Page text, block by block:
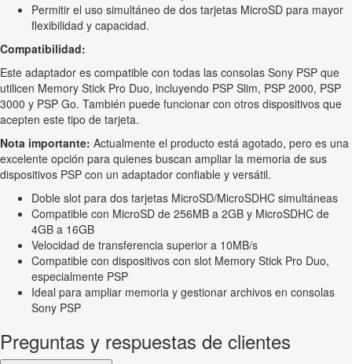
Permitir el uso simultáneo de dos tarjetas MicroSD para mayor
flexibilidad y capacidad.
Compatibilidad:
Este adaptador es compatible con todas las consolas Sony PSP que
utilicen Memory Stick Pro Duo, incluyendo PSP Slim, PSP 2000, PSP
3000 y PSP Go. También puede funcionar con otros dispositivos que
acepten este tipo de tarjeta.
Nota importante: Actualmente el producto está agotado, pero es una
excelente opción para quienes buscan ampliar la memoria de sus
dispositivos PSP con un adaptador confiable y versátil.
Doble slot para dos tarjetas MicroSD/MicroSDHC simultáneas
Compatible con MicroSD de 256MB a 2GB y MicroSDHC de
4GB a 16GB
Velocidad de transferencia superior a 10MB/s
Compatible con dispositivos con slot Memory Stick Pro Duo,
especialmente PSP
Ideal para ampliar memoria y gestionar archivos en consolas
Sony PSP
Preguntas y respuestas de clientes